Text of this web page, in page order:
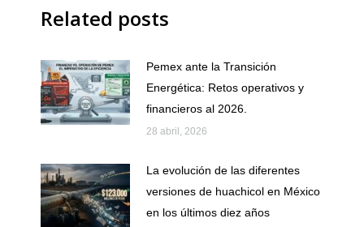
Related posts
Pemex ante la Transición
Energética: Retos operativos y
financieros al 2026.
28 abril, 2026
La evolución de las diferentes
versiones de huachicol en México
en los últimos diez años